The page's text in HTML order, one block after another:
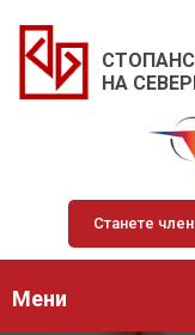
НА
Станете
Мени